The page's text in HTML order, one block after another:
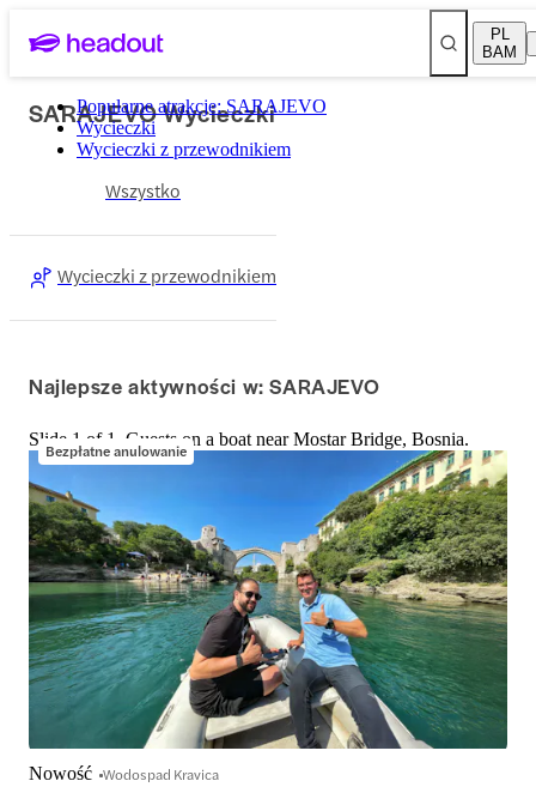
PL
BAM
Popularne atrakcje: SARAJEVO
Wycieczki
Wycieczki z przewodnikiem
SARAJEVO Wycieczki
Wszystko
Wycieczki z przewodnikiem
Najlepsze aktywności w: SARAJEVO
Bezpłatne anulowanie
Slide 1 of 1, Guests on a boat near Mostar Bridge, Bosnia.
Nowość Wodospad Kravica